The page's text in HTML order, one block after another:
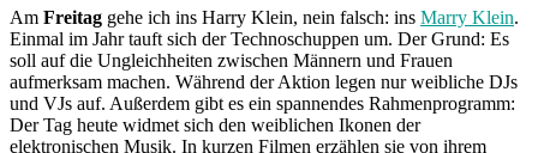
Am Freitag gehe ich ins Harry Klein, nein falsch: ins Marry Klein.
Einmal im Jahr tauft sich der Technoschuppen um. Der Grund: Es
soll auf die Ungleichheiten zwischen Männern und Frauen
aufmerksam machen. Während der Aktion legen nur weibliche DJs
und VJs auf. Außerdem gibt es ein spannendes Rahmenprogramm:
Der Tag heute widmet sich den weiblichen Ikonen der
elektronischen Musik. In kurzen Filmen erzählen sie von ihrem